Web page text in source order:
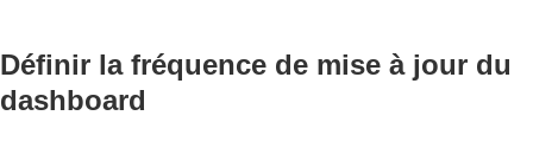
Définir la fréquence de mise à jour du
dashboard